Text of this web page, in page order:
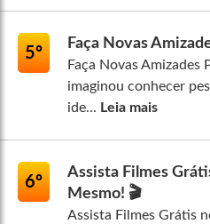
5º
Faça Novas
Faça Novas Amizades
imaginou conhecer
ide... Leia mais
6º
Assista Filmes
Mesmo! 🎬
Assista Filmes Grátis